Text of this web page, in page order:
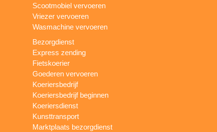
Scootmobiel vervoeren
Vriezer vervoeren
Wasmachine vervoeren
Bezorgdienst
Express zending
Fietskoerier
Goederen vervoeren
Koeriersbedrijf
Koeriersbedrijf beginnen
Koeriersdienst
Kunsttransport
Marktplaats bezorgdienst